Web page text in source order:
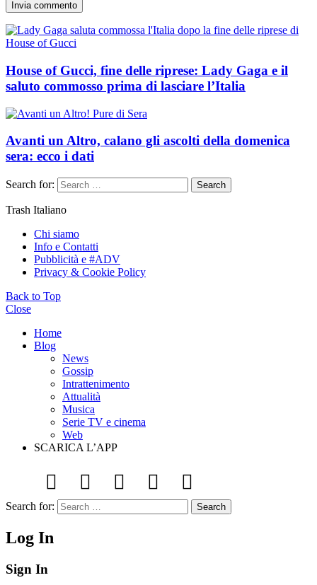
House of Gucci, fine delle riprese: Lady Gaga e il
saluto commosso prima di lasciare l’Italia
Avanti un Altro, calano gli ascolti della domenica
sera: ecco i dati
Search for: Search
Trash Italiano
Chi siamo
Info e Contatti
Pubblicità e #ADV
Privacy & Cookie Policy
Back to Top
Close
Home
Blog
News
Gossip
Intrattenimento
Attualità
Musica
Serie TV e cinema
Web
SCARICA L’APP
Search for: Search
Log In
Sign In